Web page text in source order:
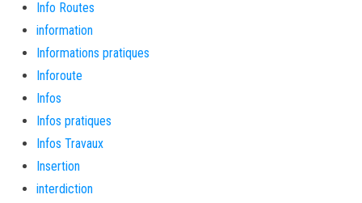
Info Routes
information
Informations pratiques
Inforoute
Infos
Infos pratiques
Infos Travaux
Insertion
interdiction